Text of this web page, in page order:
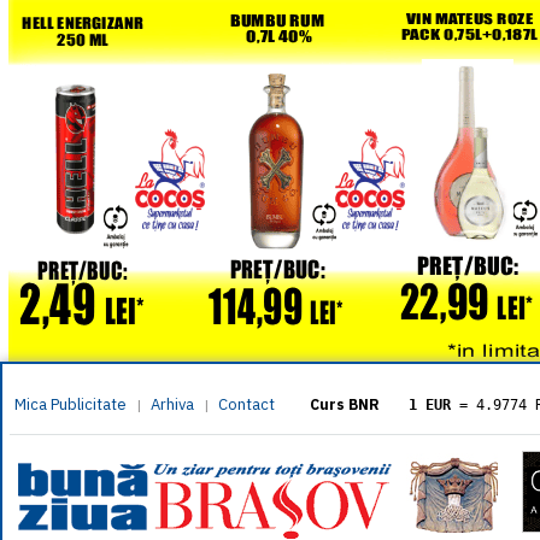
Mica Publicitate | Arhiva | Contact Curs BNR 1 EUR = 4.9774
= 5.8304
1 XAU= 464.4611
1 AED= 1.1933
1 AUD= 2.7957
1 BGN= 2.5449